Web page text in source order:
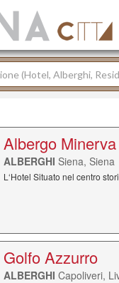
Albergo Minerva
ALBERGHI Siena, Siena
L‘Hotel Situato nel centro
Golfo Azzurro
ALBERGHI Capoliveri,